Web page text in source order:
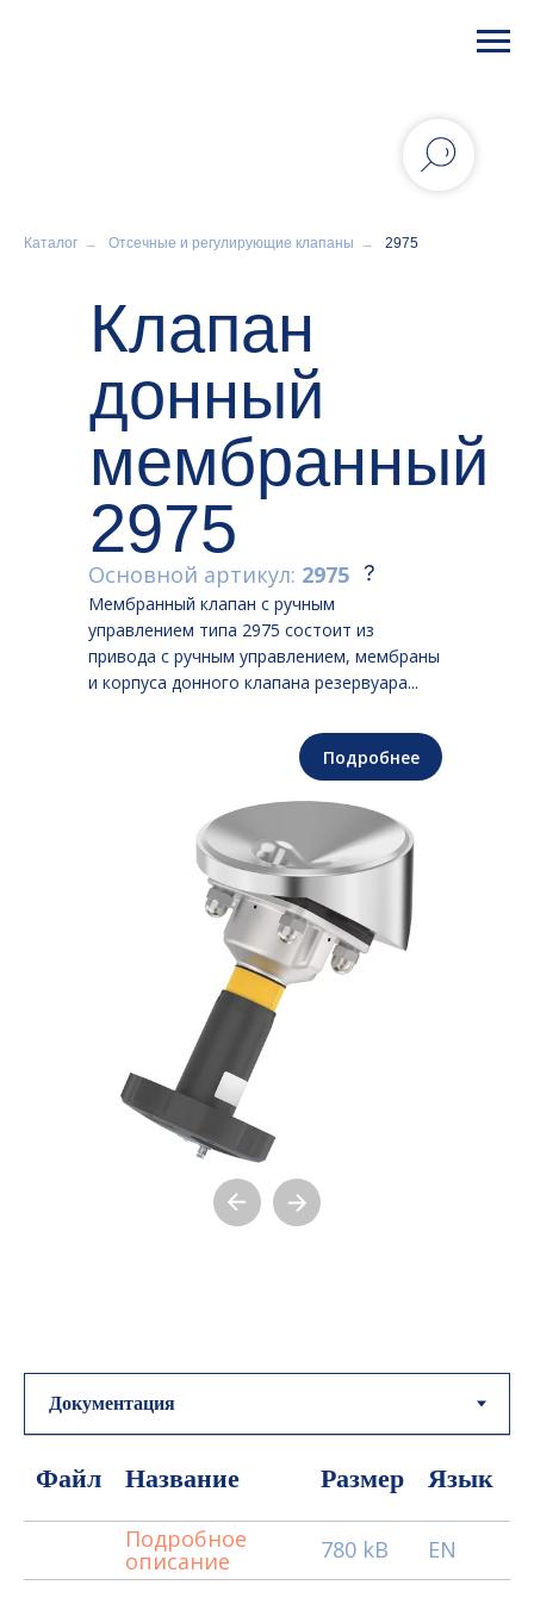
Каталог → Отсечные и регулирующие клапаны → 2975
Клапан
донный
мембранный
2975
Мембранный клапан с ручным
управлением типа 2975 состоит из
привода с ручным управлением, мембраны
и корпуса донного клапана резервуара...
Основной артикул: 2975
Подробнее
Файл Название Размер Язык
Подробное
описание 780 kB EN